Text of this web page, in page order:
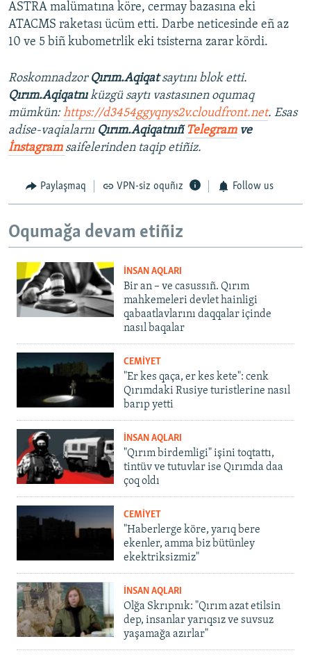
ASTRA malümatına köre, cermay bazasına eki
ATACMS raketası ücüm etti. Darbe neticesinde eñ az
10 ve 5 biñ kubometrlik eki tsisterna zarar kördi.
Roskomnadzor Qırım.Aqiqatsaytını blok etti.
Qırım.Aqiqatnıküzgü saytı vastasınen oqumaq
mümkün:https://d3454ggyqnys2v.cloudfront.net. Esas
adise-vaqialarnı Qırım.Aqiqatnıñ Telegramve
İnstagram saifelerinden taqip etiñiz.
Paylaşmaq VPN-siz oquñız Follow us
Oqumağa devam etiñiz
İNSAN AQLARI
Bir an – ve casussıñ. Qırım
mahkemeleri devlet hainligi
qabaatlavlarını daqqalar içinde
nasıl baqalar
CEMİYET
"Er kes qaça, er kes kete": cenk
Qırımdaki Rusiye turistlerine nasıl
barıp yetti
İNSAN AQLARI
"Qırım birdemligi" işini toqtattı,
tintüv ve tutuvlar ise Qırımda daa
çoq oldı
CEMİYET
"Haberlerge köre, yarıq bere
ekenler, amma biz bütünley
ekektriksizmiz"
İNSAN AQLARI
Olğa Skrıpnık: "Qırım azat etilsin
dep, insanlar yarıqsız ve suvsuz
yaşamağa azırlar"